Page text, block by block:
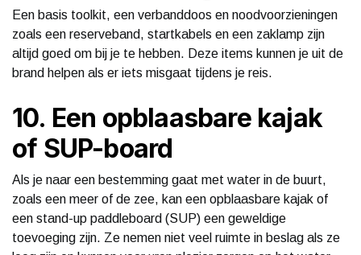
Een basis toolkit, een verbanddoos en noodvoorzieningen
zoals een reserveband, startkabels en een zaklamp zijn
altijd goed om bij je te hebben. Deze items kunnen je uit de
brand helpen als er iets misgaat tijdens je reis.
10. Een opblaasbare kajak
of SUP-board
Als je naar een bestemming gaat met water in de buurt,
zoals een meer of de zee, kan een opblaasbare kajak of
een stand-up paddleboard (SUP) een geweldige
toevoeging zijn. Ze nemen niet veel ruimte in beslag als ze